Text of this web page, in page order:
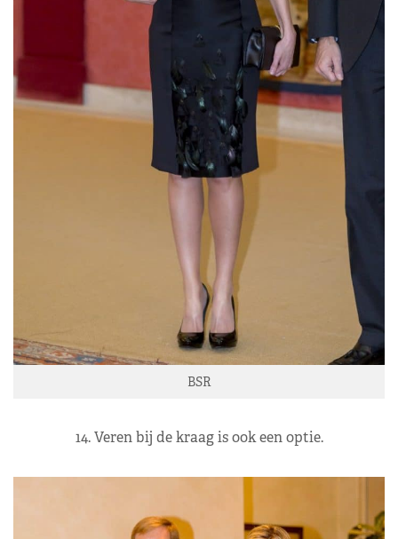
BSR
14. Veren bij de kraag is ook een optie.